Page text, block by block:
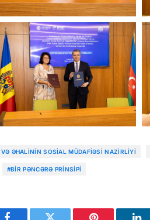
ƏHALININ SOSIAL MÜDAFIƏSI NAZIRLIYI
#BIR PƏNCƏRƏ PRINSIPI